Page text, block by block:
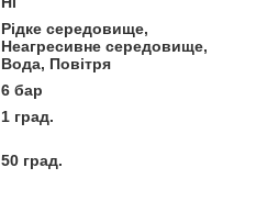
Рідке середовище,
Неагресивне середовище,
Вода, Повітря
6 бар
1 град.
50 град.